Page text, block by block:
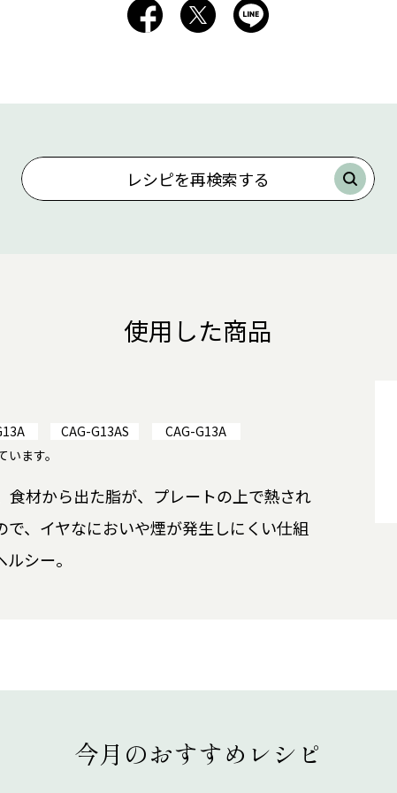
レシピを再検索する
使用した商品
CAG-G13AS
CAG-G13A
ます。
食材から出た脂が、プレートの上で熱され
、イヤなにおいや煙が発生しにくい仕組
シー。
今月のおすすめレシピ